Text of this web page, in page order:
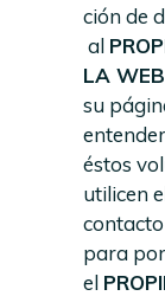
ción de
al
LA WEB
su
éstos
utilicen
para
el